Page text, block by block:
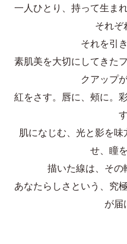
一人ひとり、持って生ま
それぞ
それを引
素肌美を大切にしてきた
クアップ
紅をさす。唇に、頰に。
肌になじむ、光と影を
せ、瞳
描いた線は、その
あなたらしさという、究
が届